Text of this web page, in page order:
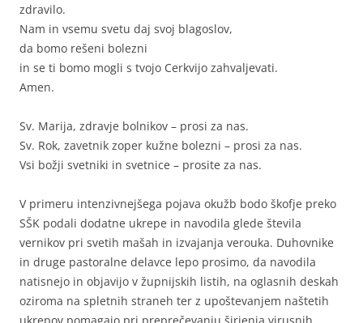
zdravilo.
Nam in vsemu svetu daj svoj blagoslov,
da bomo rešeni bolezni
in se ti bomo mogli s tvojo Cerkvijo zahvaljevati.
Amen.
Sv. Marija, zdravje bolnikov – prosi za nas.
Sv. Rok, zavetnik zoper kužne bolezni – prosi za nas.
Vsi božji svetniki in svetnice – prosite za nas.
V primeru intenzivnejšega pojava okužb bodo škofje preko
SŠK podali dodatne ukrepe in navodila glede števila
vernikov pri svetih mašah in izvajanja verouka. Duhovnike
in druge pastoralne delavce lepo prosimo, da navodila
natisnejo in objavijo v župnijskih listih, na oglasnih deskah
oziroma na spletnih straneh ter z upoštevanjem naštetih